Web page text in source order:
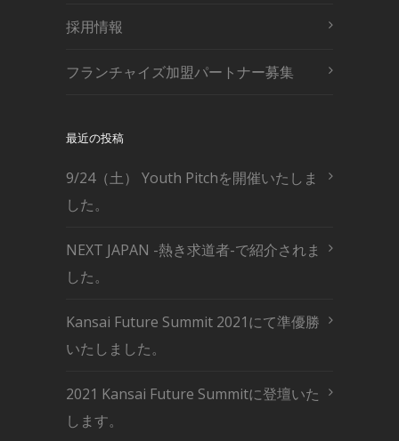
採用情報
フランチャイズ加盟パートナー募集
最近の投稿
9/24（土） Youth Pitchを開催いたしま
した。
NEXT JAPAN -熱き求道者-で紹介されま
した。
Kansai Future Summit 2021にて準優勝
いたしました。
2021 Kansai Future Summitに登壇いた
します。